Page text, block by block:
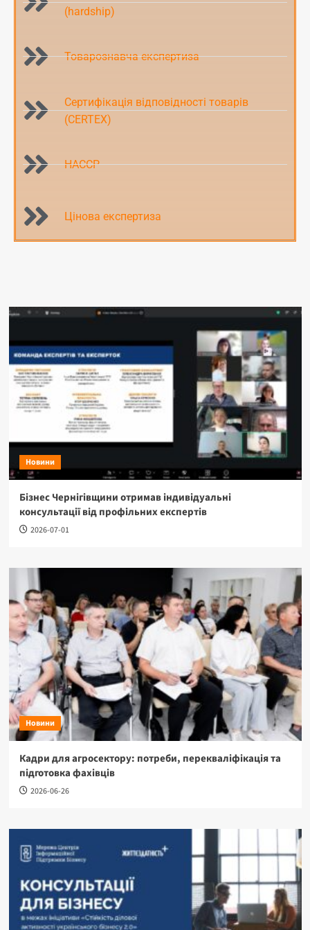
(hardship)
Товарознавча експертиза
Сертифікація відповідності товарів
(CERTEX)
HACCP
Цінова експертиза
Новини
Бізнес Чернігівщини отримав індивідуальні
консультації від профільних експертів
2026-07-01
Новини
Кадри для агросектору: потреби, перекваліфікація та
підготовка фахівців
2026-06-26